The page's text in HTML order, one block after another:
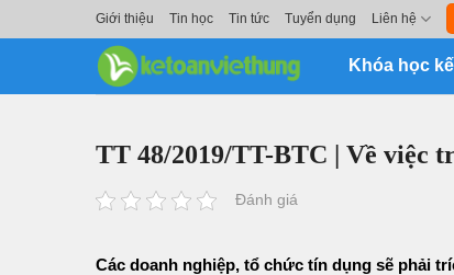
Giới thiệu Tin học Tin tức Tuyển dụng Liên hệ
Khóa học
TT 48/2019/TT-BTC | Về việc
Đánh giá
Các doanh nghiệp, tổ chức tín dụng sẽ phải